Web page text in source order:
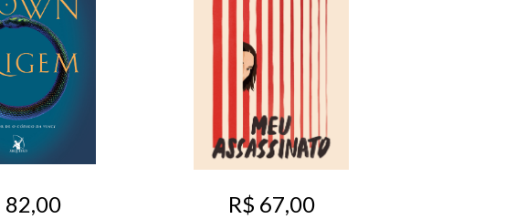
82,00 R$ 67,00